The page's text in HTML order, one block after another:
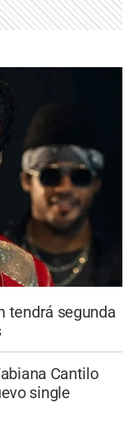
tendrá segunda
Cantilo
single